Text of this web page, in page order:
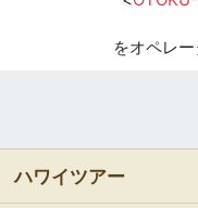
をオペレー
ハワイツアー